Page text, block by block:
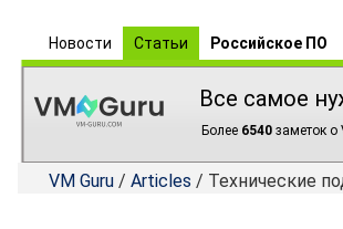
Новости Статьи Российское ПО
Все самое
Более 6540 заметок о
VM Guru / Articles / Технические